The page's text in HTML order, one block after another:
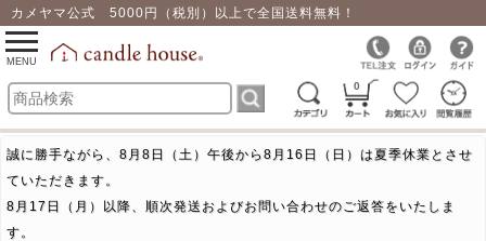
カメヤマ公式 5000円（税別）以上で全国送料無料！
0
toggle
navigation
MENU
誠に勝手ながら、8月8日（土）午後から8月16日（日）は夏季休業とさせ
ていただきます。
8月17日（月）以降、順次発送およびお問い合わせのご返答をいたしま
す。